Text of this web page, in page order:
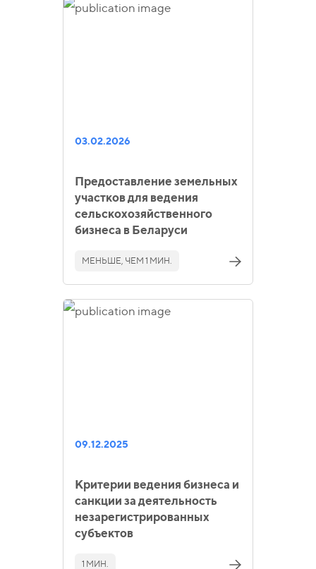
03.02.2026
Предоставление земельных
участков для ведения
сельскохозяйственного
бизнеса в Беларуси
МЕНЬШЕ, ЧЕМ 1 МИН.
09.12.2025
Критерии ведения бизнеса и
санкции за деятельность
незарегистрированных
субъектов
1 МИН.